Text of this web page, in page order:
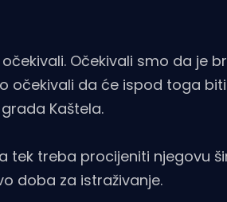
Očekivali smo da je
očekivali da će ispod toga
Kaštela.
treba procijeniti njegovu
doba za istraživanje.